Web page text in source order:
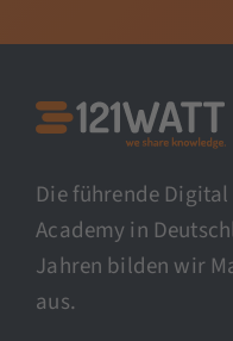
Die führende
Academy in
Jahren bilden wir
aus.